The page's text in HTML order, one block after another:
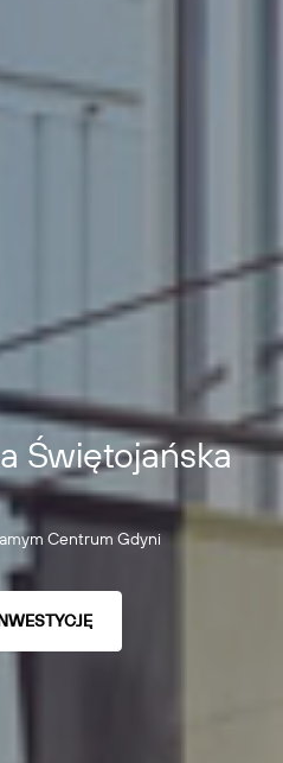
Świętojańska
Centrum Gdyni